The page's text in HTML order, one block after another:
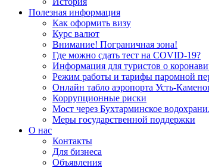
Полезная информация
Как оформить визу
Курс валют
Внимание! Пограничная зона!
Где можно сдать тест на COVID-19?
Информация для туристов о
Режим работы и тарифы паромной
Онлайн табло аэропорта Усть-
Коррупционные риски
Мост через Бухтарминское
Меры государственной поддержки
О нас
Контакты
Для бизнеса
Объявления